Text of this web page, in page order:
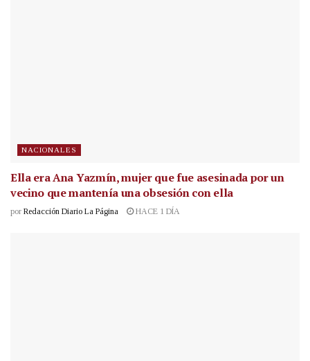
NACIONALES
Ella era Ana Yazmín, mujer que fue asesinada por un
vecino que mantenía una obsesión con ella
por Redacción Diario La Página HACE 1 DÍA